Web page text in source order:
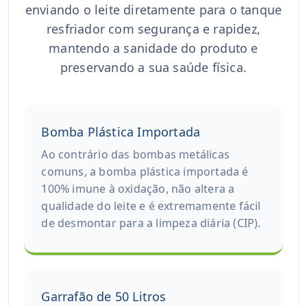
enviando o leite diretamente para o tanque
resfriador com segurança e rapidez,
mantendo a sanidade do produto e
preservando a sua saúde física.
Bomba Plástica Importada
Ao contrário das bombas metálicas
comuns, a bomba plástica importada é
100% imune à oxidação, não altera a
qualidade do leite e é extremamente fácil
de desmontar para a limpeza diária (CIP).
Garrafão de 50 Litros